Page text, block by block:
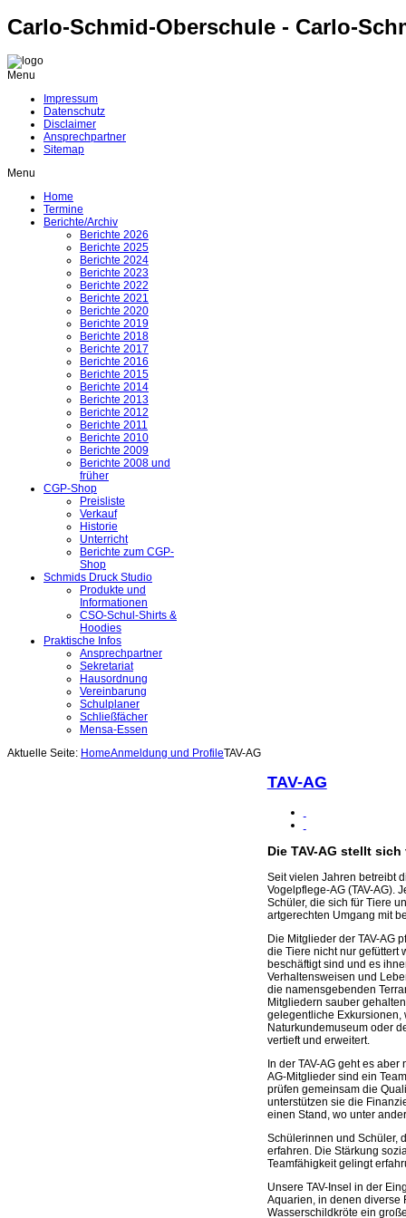
Carlo-Schmid-Oberschule - Carlo-
Menu
Impressum
Datenschutz
Disclaimer
Ansprechpartner
Sitemap
Menu
Home
Termine
Berichte/Archiv
Berichte 2026
Berichte 2025
Berichte 2024
Berichte 2023
Berichte 2022
Berichte 2021
Berichte 2020
Berichte 2019
Berichte 2018
Berichte 2017
Berichte 2016
Berichte 2015
Berichte 2014
Berichte 2013
Berichte 2012
Berichte 2011
Berichte 2010
Berichte 2009
Berichte 2008 und
früher
CGP-Shop
Preisliste
Verkauf
Historie
Unterricht
Berichte zum CGP-
Shop
Schmids Druck Studio
Produkte und
Informationen
CSO-Schul-Shirts &
Hoodies
Praktische Infos
Ansprechpartner
Sekretariat
Hausordnung
Vereinbarung
Schulplaner
Schließfächer
Mensa-Essen
Aktuelle Seite: HomeAnmeldung und ProfileTAV-AG
TAV-AG
Die TAV-AG stellt sich
Seit vielen Jahren betreibt
Vogelpflege-AG (TAV-AG).
Schüler, die sich für Tiere
artgerechten Umgang mit
Die Mitglieder der TAV-AG
die Tiere nicht nur gefüttert
beschäftigt sind und es
Verhaltensweisen und
die namensgebenden
Mitgliedern sauber
gelegentliche Exkursionen,
Naturkundemuseum oder
vertieft und erweitert.
In der TAV-AG geht es
AG-Mitglieder sind ein
prüfen gemeinsam die
unterstützen sie die
einen Stand, wo unter
Schülerinnen und Schüler,
erfahren. Die Stärkung
Teamfähigkeit gelingt
Unsere TAV-Insel in der
Aquarien, in denen diverse
Wasserschildkröte ein